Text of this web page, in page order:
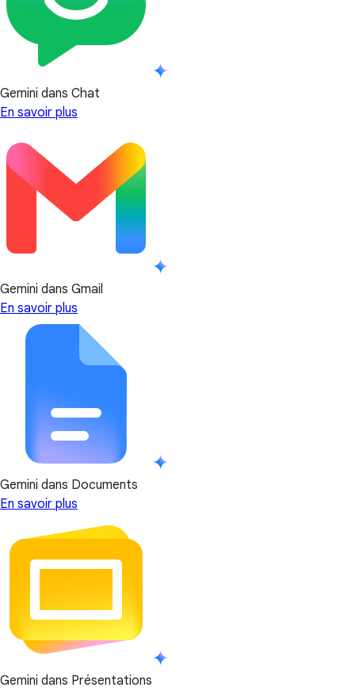
Gemini dans Chat
En savoir plus
Gemini dans Gmail
En savoir plus
Gemini dans Documents
En savoir plus
Gemini dans Présentations